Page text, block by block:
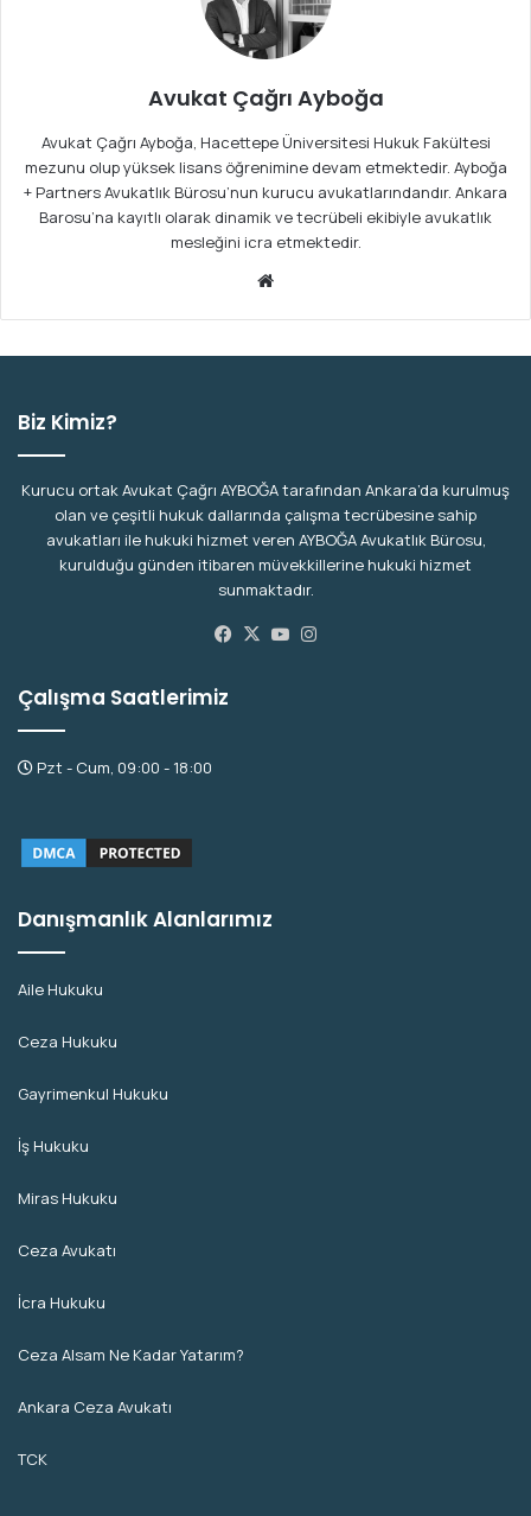
Avukat Çağrı Ayboğa
Avukat Çağrı Ayboğa, Hacettepe Üniversitesi Hukuk Fakültesi
mezunu olup yüksek lisans öğrenimine devam etmektedir. Ayboğa
+ Partners Avukatlık Bürosu’nun kurucu avukatlarındandır. Ankara
Barosu’na kayıtlı olarak dinamik ve tecrübeli ekibiyle avukatlık
mesleğini icra etmektedir.
Biz Kimiz?
Kurucu ortak Avukat Çağrı AYBOĞA tarafından Ankara’da kurulmuş
olan ve çeşitli hukuk dallarında çalışma tecrübesine sahip
avukatları ile hukuki hizmet veren AYBOĞA Avukatlık Bürosu,
kurulduğu günden itibaren müvekkillerine hukuki hizmet
sunmaktadır.
Facebook
X YouTube
Çalışma Saatlerimiz
Pzt - Cum, 09:00 - 18:00
Danışmanlık Alanlarımız
Aile Hukuku
Ceza Hukuku
Gayrimenkul Hukuku
İş Hukuku
Miras Hukuku
Ceza Avukatı
İcra Hukuku
Ceza Alsam Ne Kadar Yatarım?
Ankara Ceza Avukatı
TCK